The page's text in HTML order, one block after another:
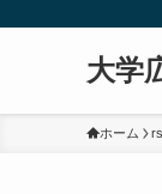
大学
ホーム